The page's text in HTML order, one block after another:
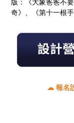
奇》、《第十一根手
☁ 報名